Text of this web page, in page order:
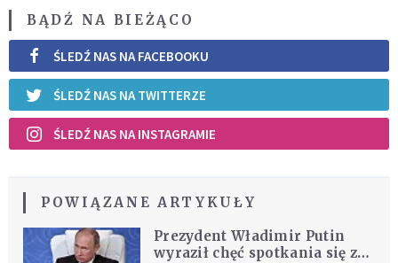
BĄDŹ NA BIEŻĄCO
ŚLEDŹ NAS NA FACEBOOKU
ŚLEDŹ NAS NA TWITTERZE
ŚLEDŹ NAS NA INSTAGRAMIE
POWIĄZANE ARTYKUŁY
Prezydent Władimir Putin
wyraził chęć spotkania się z